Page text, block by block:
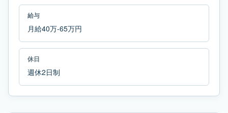
給与
月給40万-65万円
休日
週休2日制